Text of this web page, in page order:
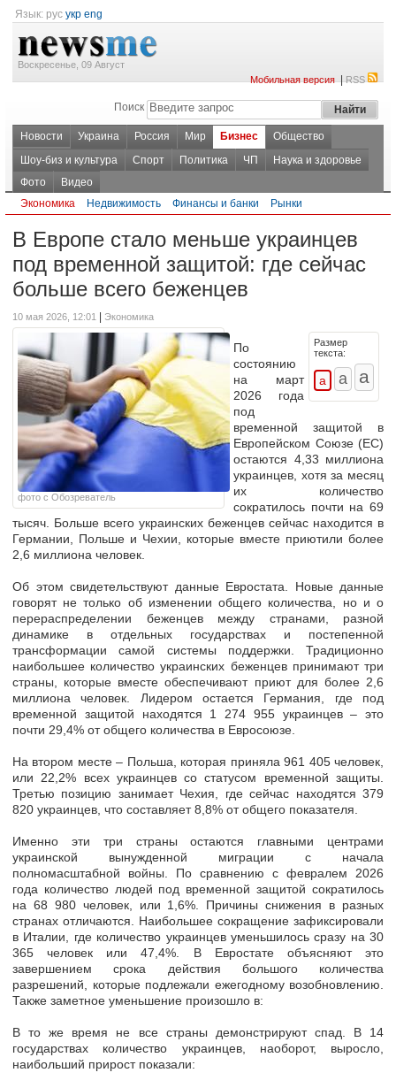
Язык: рус укр eng
Воскресенье, 09 Август
Мобильная версия|RSS
Поиск
Новости Украина Россия Мир Бизнес
Общество
Шоу-биз и культура
Спорт Политика ЧП
Наука и здоровье
Фото
Видео
Экономика
Недвижимость Финансы и банки Рынки
В Европе стало меньше украинцев
под временной защитой: где сейчас
больше всего беженцев
10 мая 2026, 12:01 Экономика
фото с Обозреватель
Размер
текста:
По
состоянию
на март
2026 года
под
временной защитой в
Европейском Союзе (ЕС)
остаются 4,33 миллиона
украинцев, хотя за месяц
их количество
сократилось почти на 69
тысяч. Больше всего украинских беженцев сейчас находится в
Германии, Польше и Чехии, которые вместе приютили более
2,6 миллиона человек.
Об этом свидетельствуют данные Евростата. Новые данные
говорят не только об изменении общего количества, но и о
перераспределении беженцев между странами, разной
динамике в отдельных государствах и постепенной
трансформации самой системы поддержки. Традиционно
наибольшее количество украинских беженцев принимают три
страны, которые вместе обеспечивают приют для более 2,6
миллиона человек. Лидером остается Германия, где под
временной защитой находятся 1 274 955 украинцев– это
почти 29,4% от общего количества в Евросоюзе.
На втором месте – Польша, которая приняла961 405 человек,
или22,2% всех украинцев со статусом временной защиты.
Третью позицию занимает Чехия, где сейчас находятся379
820 украинцев, что составляет8,8% от общего показателя.
Именно эти три страны остаются главными центрами
украинской вынужденной миграции с начала
полномасштабной войны. По сравнению с февралем 2026
года количество людей под временной защитой сократилось
на 68 980 человек, или 1,6%. Причины снижения в разных
странах отличаются. Наибольшее сокращение зафиксировали
в Италии, где количество украинцев уменьшилось сразу на 30
365 человек или47,4%. В Евростате объясняют это
завершением срока действия большого количества
разрешений, которые подлежали ежегодному возобновлению.
Также заметное уменьшение произошло в:
В то же время не все страны демонстрируют спад. В 14
государствах количество украинцев, наоборот, выросло,
наибольший прирост показали: